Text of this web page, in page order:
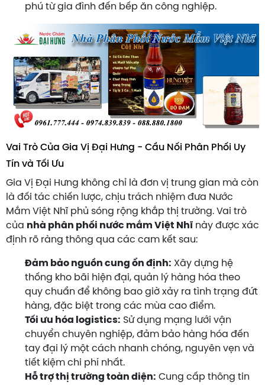
phú từ gia đình đến bếp ăn công nghiệp.
Vai Trò Của Gia Vị Đại Hưng - Cầu Nối Phân Phối Uy
Tín và Tối Ưu
Gia Vị Đại Hưng không chỉ là đơn vị trung gian mà còn
là đối tác chiến lược, chịu trách nhiệm đưa Nước
Mắm Việt Nhĩ phủ sóng rộng khắp thị trường. Vai trò
của nhà phân phối nước mắm Việt Nhĩ này được xác
định rõ ràng thông qua các cam kết sau:
Đảm bảo nguồn cung ổn định: Xây dựng hệ
thống kho bãi hiện đại, quản lý hàng hóa theo
quy chuẩn để không bao giờ xảy ra tình trạng đứt
hàng, đặc biệt trong các mùa cao điểm.
Tối ưu hóa logistics: Sử dụng mạng lưới vận
chuyển chuyên nghiệp, đảm bảo hàng hóa đến
tay đại lý một cách nhanh chóng, nguyên vẹn và
tiết kiệm chi phí nhất.
Hỗ trợ thị trường toàn diện: Cung cấp thông tin